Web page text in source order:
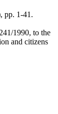
pp. 1-41.
1990, to the
and citizens